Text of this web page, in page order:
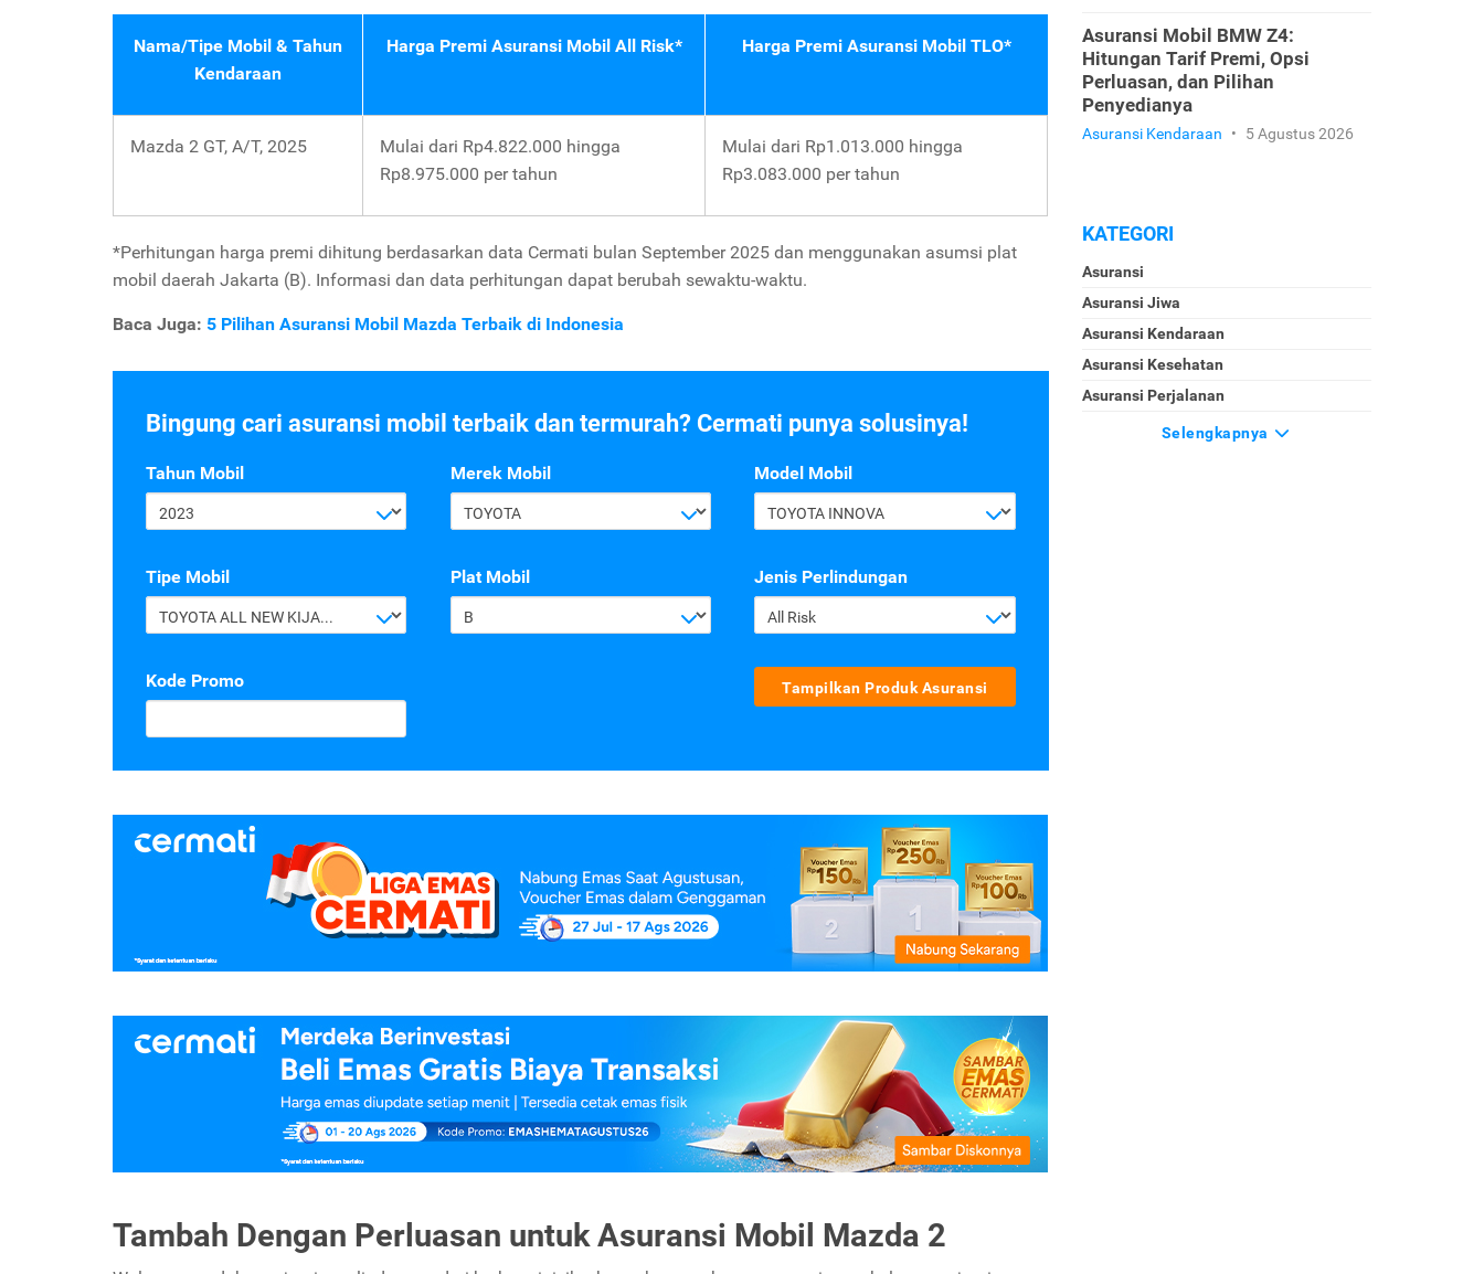
Nama/Tipe Mobil & Tahun
Kendaraan
Harga Premi Asuransi Mobil All Risk* Harga Premi Asuransi Mobil TLO*
Mazda 2 GT, A/T, 2025
Mulai dari Rp4.822.000 hingga
Rp8.975.000 per tahun
Mulai dari Rp1.013.000 hingga
Rp3.083.000 per tahun
*Perhitungan harga premi dihitung berdasarkan data Cermati bulan September 2025 dan menggunakan asumsi plat
mobil daerah Jakarta (B). Informasi dan data perhitungan dapat berubah sewaktu-waktu.
Baca Juga: 5 Pilihan Asuransi Mobil Mazda Terbaik di Indonesia
Bingung cari asuransi mobil terbaik dan termurah? Cermati punya solusinya!
Tahun Mobil
2023
Merek Mobil
TOYOTA
Model Mobil
TOYOTA INNOVA
Tipe Mobil
TOYOTA ALL NEW KIJANG INNOVA G 2.4 A/T DIESEL
Plat Mobil
B
Jenis Perlindungan
All Risk
Kode Promo Tampilkan Produk Asuransi
Tambah Dengan Perluasan untuk Asuransi Mobil Mazda 2
Asuransi Mobil BMW Z4:
Hitungan Tarif Premi, Opsi
Perluasan, dan Pilihan
Penyedianya
Asuransi Kendaraan • 5 Agustus 2026
KATEGORI
Asuransi
Asuransi Jiwa
Asuransi Kendaraan
Asuransi Kesehatan
Asuransi Perjalanan
Selengkapnya